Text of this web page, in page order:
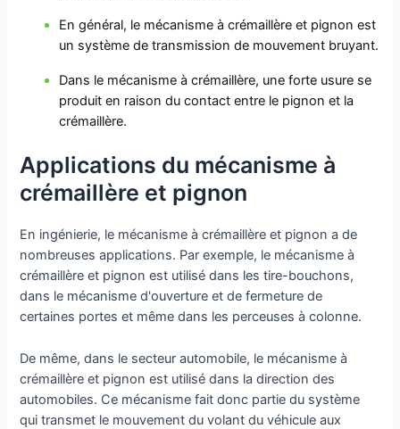
En général, le mécanisme à crémaillère et pignon est
un système de transmission de mouvement bruyant.
Dans le mécanisme à crémaillère, une forte usure se
produit en raison du contact entre le pignon et la
crémaillère.
Applications du mécanisme à
crémaillère et pignon
En ingénierie, le mécanisme à crémaillère et pignon a de
nombreuses applications. Par exemple, le mécanisme à
crémaillère et pignon est utilisé dans les tire-bouchons,
dans le mécanisme d'ouverture et de fermeture de
certaines portes et même dans les perceuses à colonne.
De même, dans le secteur automobile, le mécanisme à
crémaillère et pignon est utilisé dans la direction des
automobiles. Ce mécanisme fait donc partie du système
qui transmet le mouvement du volant du véhicule aux